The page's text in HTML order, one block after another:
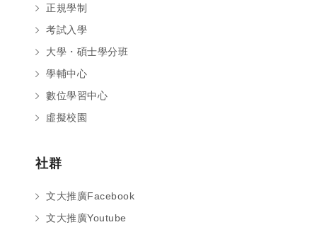
正規學制
考試入學
大學・碩士學分班
學輔中心
數位學習中心
虛擬校園
社群
文大推廣Facebook
文大推廣Youtube